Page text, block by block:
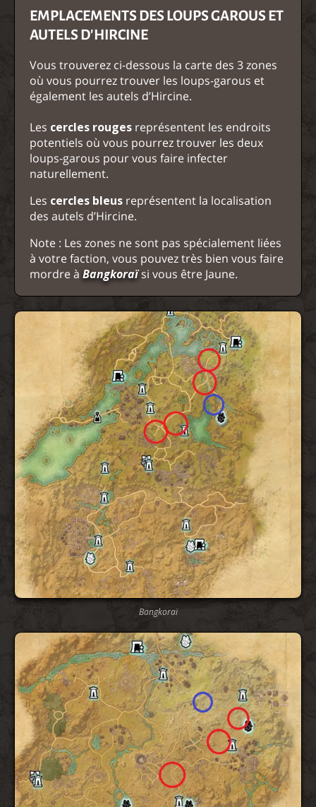
EMPLACEMENTS DES LOUPS GAROUS ET
AUTELS D'HIRCINE
Vous trouverez ci-dessous la carte des 3 zones
où vous pourrez trouver les loups-garous et
également les autels d’Hircine.
Les cercles rouges représentent les endroits
potentiels où vous pourrez trouver les deux
loups-garous pour vous faire infecter
naturellement.
Les cercles bleus représentent la localisation
des autels d’Hircine.
Note : Les zones ne sont pas spécialement liées
à votre faction, vous pouvez très bien vous faire
mordre à Bangkoraïsi vous être Jaune.
Bangkoraï